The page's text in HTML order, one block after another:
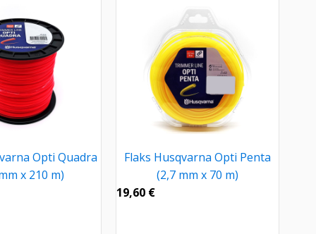
Opti Quadra
x 210 m)
Flaks Husqvarna Opti Penta
(2,7 mm x 70 m)
19,60 €